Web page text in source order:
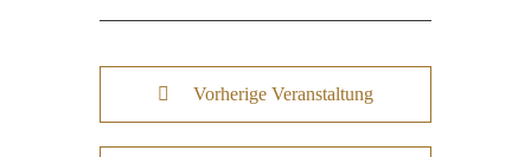
Vorherige Veranstaltung